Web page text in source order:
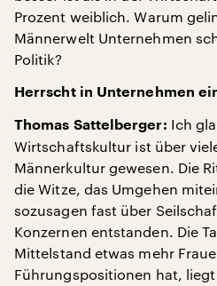
Prozent weiblich. Warum
Männerwelt Unternehmen
Politik?
Herrscht in Unternehmen
Thomas Sattelberger: Ich
Wirtschaftskultur ist über
Männerkultur gewesen. Die
die Witze, das Umgehen
sozusagen fast über
Konzernen entstanden. Die
Mittelstand etwas mehr
Führungspositionen hat,